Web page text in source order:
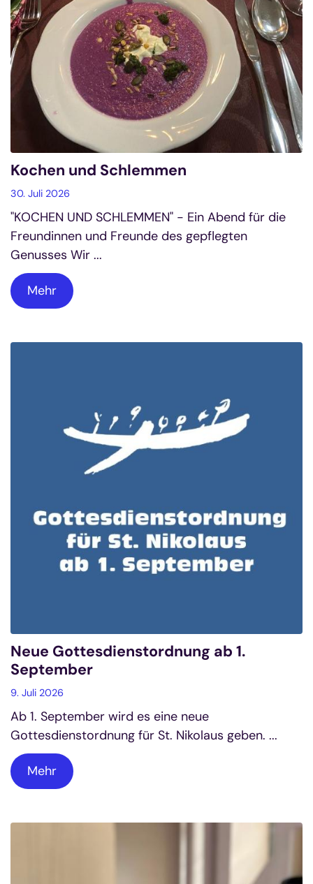
Kochen und Schlemmen
30. Juli 2026
"KOCHEN UND SCHLEMMEN" - Ein Abend für die
Freundinnen und Freunde des gepflegten
Genusses Wir ...
Mehr
Neue Gottesdienstordnung ab 1.
September
9. Juli 2026
Ab 1. September wird es eine neue
Gottesdienstordnung für St. Nikolaus geben. ...
Mehr